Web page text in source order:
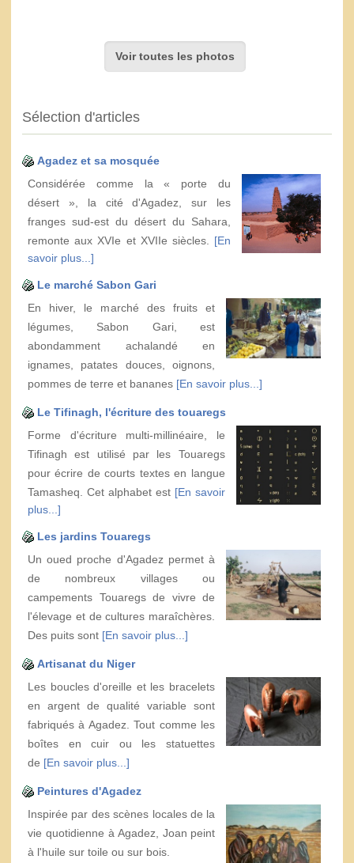
Voir toutes les photos
Sélection d'articles
Agadez et sa mosquée
Considérée comme la « porte du
désert », la cité d'Agadez, sur les
franges sud-est du désert du Sahara,
remonte aux XVIe et XVIIe siècles. [En
savoir plus...]
Le marché Sabon Gari
En hiver, le marché des fruits et
légumes, Sabon Gari, est
abondamment achalandé en
ignames, patates douces, oignons,
pommes de terre et bananes [En savoir plus...]
Le Tifinagh, l'écriture des touaregs
Forme d'écriture multi-millinéaire, le
Tifinagh est utilisé par les Touaregs
pour écrire de courts textes en langue
Tamasheq. Cet alphabet est [En savoir
plus...]
Les jardins Touaregs
Un oued proche d'Agadez permet à
de nombreux villages ou
campements Touaregs de vivre de
l'élevage et de cultures maraîchères.
Des puits sont [En savoir plus...]
Artisanat du Niger
Les boucles d'oreille et les bracelets
en argent de qualité variable sont
fabriqués à Agadez. Tout comme les
boîtes en cuir ou les statuettes
de [En savoir plus...]
Peintures d'Agadez
Inspirée par des scènes locales de la
vie quotidienne à Agadez, Joan peint
à l'huile sur toile ou sur bois.